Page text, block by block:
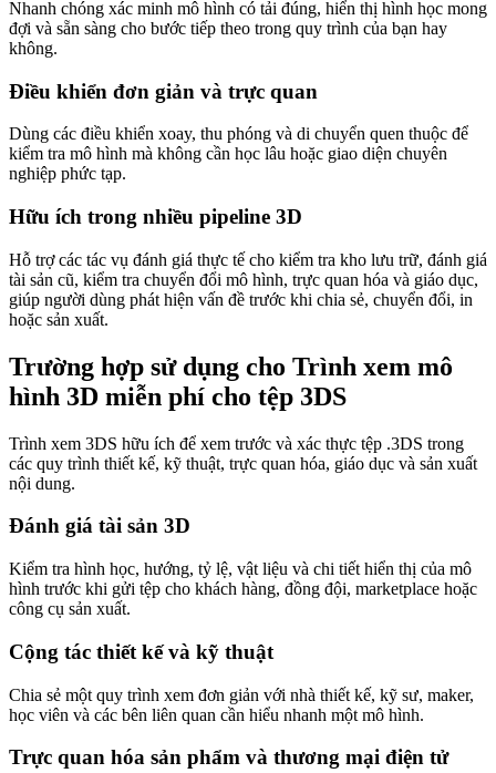
Nhanh chóng xác minh mô hình có tải đúng, hiển thị hình học mong
đợi và sẵn sàng cho bước tiếp theo trong quy trình của bạn hay
không.
Điều khiển đơn giản và trực quan
Dùng các điều khiển xoay, thu phóng và di chuyển quen thuộc để
kiểm tra mô hình mà không cần học lâu hoặc giao diện chuyên
nghiệp phức tạp.
Hữu ích trong nhiều pipeline 3D
Hỗ trợ các tác vụ đánh giá thực tế cho kiểm tra kho lưu trữ, đánh giá
tài sản cũ, kiểm tra chuyển đổi mô hình, trực quan hóa và giáo dục,
giúp người dùng phát hiện vấn đề trước khi chia sẻ, chuyển đổi, in
hoặc sản xuất.
Trường hợp sử dụng cho Trình xem mô
hình 3D miễn phí cho tệp 3DS
Trình xem 3DS hữu ích để xem trước và xác thực tệp .3DS trong
các quy trình thiết kế, kỹ thuật, trực quan hóa, giáo dục và sản xuất
nội dung.
Đánh giá tài sản 3D
Kiểm tra hình học, hướng, tỷ lệ, vật liệu và chi tiết hiển thị của mô
hình trước khi gửi tệp cho khách hàng, đồng đội, marketplace hoặc
công cụ sản xuất.
Cộng tác thiết kế và kỹ thuật
Chia sẻ một quy trình xem đơn giản với nhà thiết kế, kỹ sư, maker,
học viên và các bên liên quan cần hiểu nhanh một mô hình.
Trực quan hóa sản phẩm và thương mại điện tử